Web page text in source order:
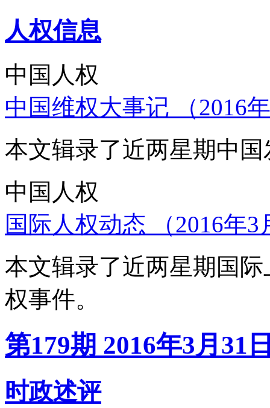
人权信息
中国人权
中国维权大事记 （2016
本文辑录了近两星期中
中国人权
国际人权动态 （2016年
本文辑录了近两星期国
权事件。
第179期 2016年3月31
时政述评